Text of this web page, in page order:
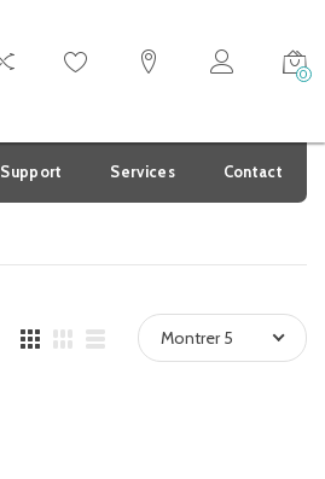
0
Support Services Contact
Montrer 5